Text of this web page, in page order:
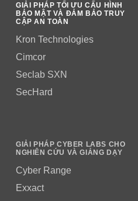
GIẢI PHÁP TỐI ƯU CẤU HÌNH
BẢO MẬT VÀ ĐẢM BẢO TRUY
CẬP AN TOÀN
Kron Technologies
Cimcor
Seclab SXN
SecHard
GIẢI PHÁP CYBER LABS CHO
NGHIÊN CỨU VÀ GIẢNG DẠY
Cyber Range
Exxact